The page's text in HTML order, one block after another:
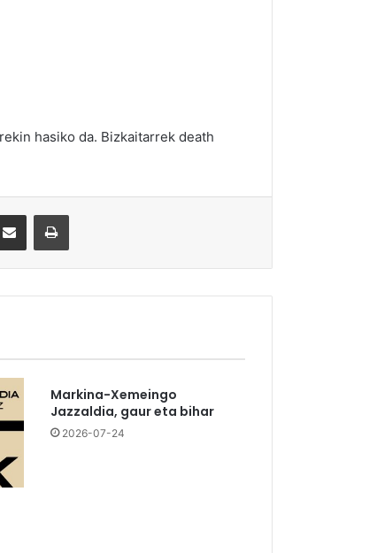
hasiko da. Bizkaitarrek death
Markina-Xemeingo
Jazzaldia, gaur eta bihar
2026-07-24